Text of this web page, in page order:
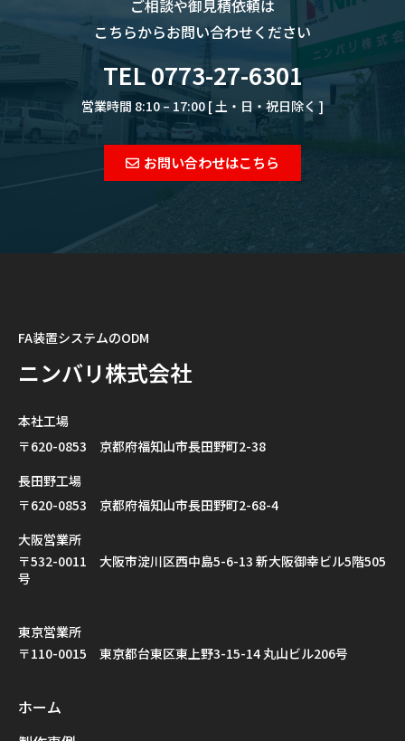
ご相談や御見積依頼は
こちらからお問い合わせください
TEL 0773-27-6301
営業時間 8:10 – 17:00 [ 土・日・祝日除く ]
お問い合わせはこちら
FA装置システムのODM
ニンバリ株式会社
本社工場
〒620-0853 京都府福知山市長田野町2-38
長田野工場
〒620-0853 京都府福知山市長田野町2-68-4
大阪営業所
〒532-0011 大阪市淀川区西中島5-6-13 新大阪御幸ビル5階505
号
東京営業所
〒110-0015 東京都台東区東上野3-15-14 丸山ビル206号
ホーム